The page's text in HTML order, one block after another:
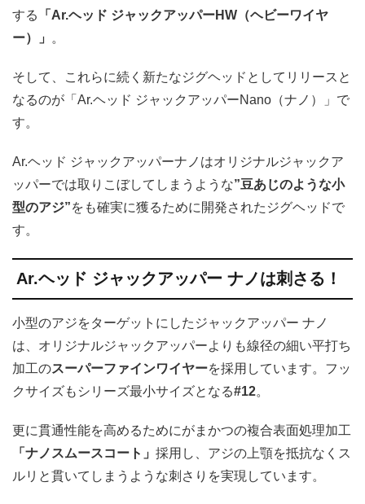
する
「Ar.ヘッド ジャックアッパーHW（ヘビーワイヤ
ー）」
。
そして、これらに続く新たなジグヘッドとしてリリースと
なるのが「Ar.ヘッド ジャックアッパーNano（ナノ）」で
す。
Ar.ヘッド ジャックアッパーナノはオリジナルジャックア
ッパーでは取りこぼしてしまうような”豆あじのような小
型のアジ”をも確実に獲るために開発されたジグヘッドで
す。
Ar.ヘッド ジャックアッパー ナノは刺さる！
小型のアジをターゲットにしたジャックアッパー ナノ
は、オリジナルジャックアッパーよりも線径の細い平打ち
加工のスーパーファインワイヤーを採用しています。フッ
クサイズもシリーズ最小サイズとなる#12。
更に貫通性能を高めるためにがまかつの複合表面処理加工
「ナノスムースコート」 採用し、アジの上顎を抵抗なくス
ルリと貫いてしまうような刺さりを実現しています。